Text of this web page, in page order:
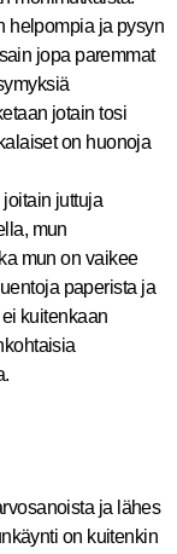
helpompia ja pysyn
jopa paremmat
jotain tosi
on huonoja
juttuja
mun
mun on vaikee
paperista ja
kuitenkaan
ja lähes
on kuitenkin